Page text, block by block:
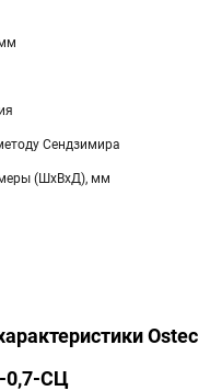
Сендзимира
(ШхВхД), мм
Ostec
0,7-СЦ